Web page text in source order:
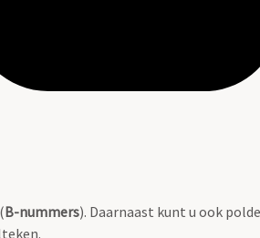
B-nummers). Daarnaast kunt u ook